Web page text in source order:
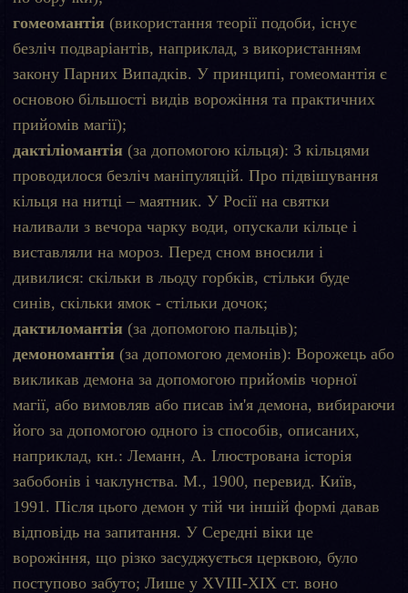
гомеомантія (використання теорії подоби, існує
безліч подваріантів, наприклад, з використанням
закону Парних Випадків. У принципі, гомеомантія є
основою більшості видів ворожіння та практичних
прийомів магії);
дактіліомантія (за допомогою кільця): З кільцями
проводилося безліч маніпуляцій. Про підвішування
кільця на нитці – маятник. У Росії на святки
наливали з вечора чарку води, опускали кільце і
виставляли на мороз. Перед сном вносили і
дивилися: скільки в льоду горбків, стільки буде
синів, скільки ямок - стільки дочок;
дактиломантія (за допомогою пальців);
демономантія (за допомогою демонів): Ворожець або
викликав демона за допомогою прийомів чорної
магії, або вимовляв або писав ім'я демона, вибираючи
його за допомогою одного із способів, описаних,
наприклад, кн.: Леманн, А. Ілюстрована історія
забобонів і чаклунства. М., 1900, перевид. Київ,
1991. Після цього демон у тій чи іншій формі давав
відповідь на запитання. У Середні віки це
ворожіння, що різко засуджується церквою, було
поступово забуто; Лише у XVIII-XIX ст. воно